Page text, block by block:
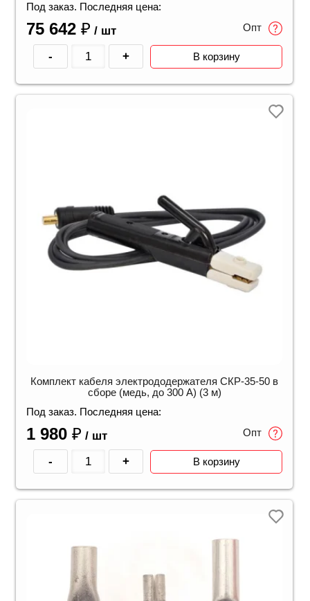
Под заказ. Последняя цена:
75 642 ₽ / шт Опт
- + В корзину
Комплект кабеля электрододержателя СКР-35-50 в
сборе (медь, до 300 А) (3 м)
Под заказ. Последняя цена:
1 980 ₽ / шт Опт
- + В корзину